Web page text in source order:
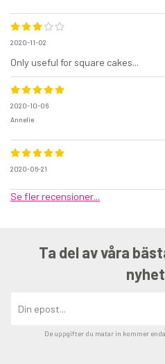
2020-11-02
Only useful for square cakes...
2020-10-06
Annelie
2020-06-21
Se fler recensioner...
Ta del av våra
De uppgifter du matar in kommer